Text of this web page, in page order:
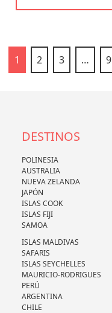
1 2 3 … 9
DESTINOS
POLINESIA
AUSTRALIA
NUEVA ZELANDA
JAPÓN
ISLAS COOK
ISLAS FIJI
SAMOA
ISLAS MALDIVAS
SAFARIS
ISLAS SEYCHELLES
MAURICIO-RODRIGUES
PERÚ
ARGENTINA
CHILE